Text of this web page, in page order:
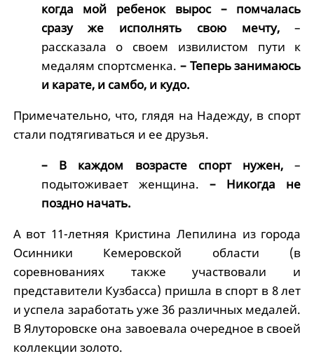
когда мой ребенок вырос – помчалась
сразу же исполнять свою мечту,–
рассказала о своем извилистом пути к
медалям спортсменка. – Теперь занимаюсь
и карате, и самбо, и кудо.
Примечательно, что, глядя на Надежду, в спорт
стали подтягиваться и ее друзья.
– В каждом возрасте спорт нужен,–
подытоживает женщина. – Никогда не
поздно начать.
А вот 11-летняя Кристина Лепилина из города
Осинники Кемеровской области (в
соревнованиях также участвовали и
представители Кузбасса) пришла в спорт в 8 лет
и успела заработать уже 36 различных медалей.
В Ялуторовске она завоевала очередное в своей
коллекции золото.